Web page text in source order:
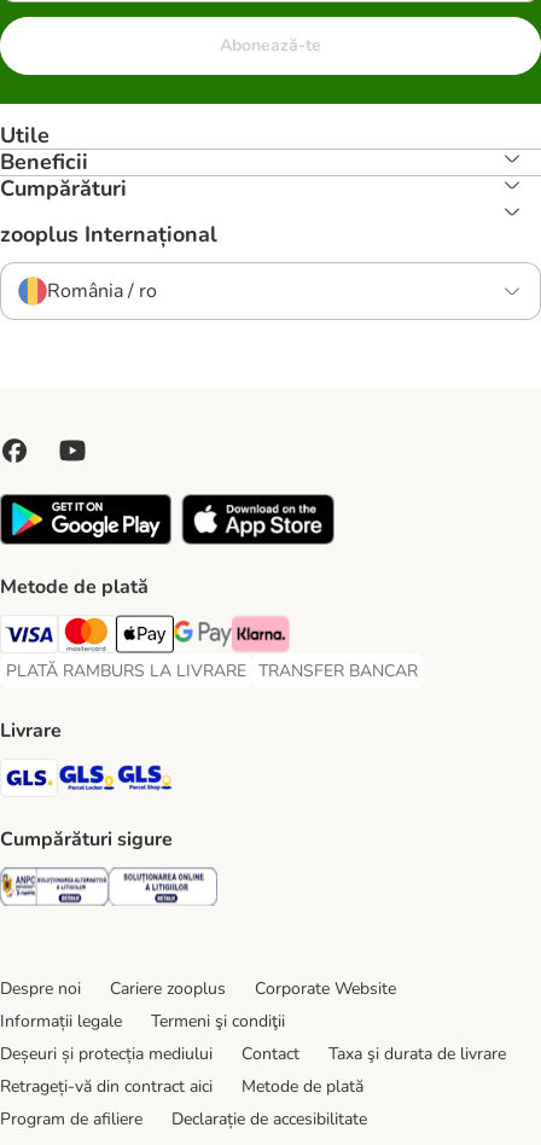
Abonează-te
Utile
Beneficii
Cumpărături
zooplus Internațional
România / ro
Metode de plată
Visa Payment Method
Master Card Payment Method
Apple Pay Payment Method
Google Pay Payment Method
Klarna Payment Method
PLATĂ RAMBURS LA LIVRARE
PLATĂ RAMBURS LA LIVRARE Payment Method
TRANSFER BANCAR
TRANSFER BANCAR Payment
Livrare
GLS Shipping Method
GLS Locker Shipping Method
Cumpărături sigure
Security Security
Despre noi Cariere zooplus
Corporate Website
Informații legale
Termeni şi condiţii
Deșeuri și protecția mediului
Contact
Taxa şi durata de livrare
Retrageți-vă din contract aici
Metode de plată
Program de afiliere
Declarație de accesibilitate